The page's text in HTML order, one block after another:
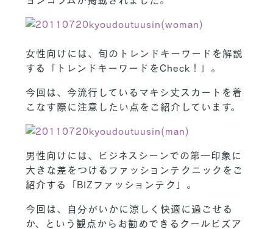
女性向けには、旬のトレンドキーワードを解説
する「トレンドキーワードをCheck！」。
今回は、今流行しているマキシ丈スカートを着
こなす際に注意したい点をご紹介しています。
男性向けには、ビジネスシーンでの第一印象に
大きな差をつけるファッションテクニックをご
紹介する「BIZファッションテク」。
今回は、自分がいかに涼しく快適に過ごせる
か、という観点からお勧めできるクールビズア